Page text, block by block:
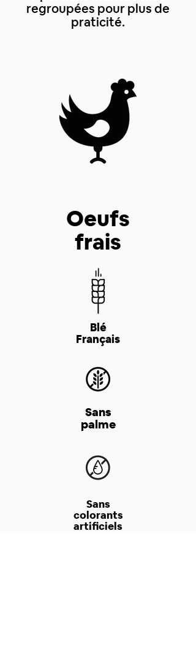
regroupées pour plus de
praticité.
Oeufs
frais
Blé
Français
Sans
palme
Sans
colorants
artificiels